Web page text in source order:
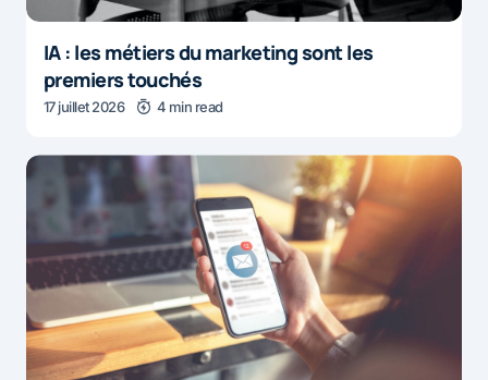
IA : les métiers du marketing sont les
premiers touchés
17 juillet 2026 4 min read